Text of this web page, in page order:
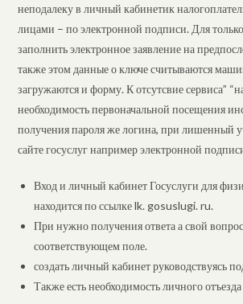
неподалеку в личный кабинетик
лицами – по электронной подписи. Для
заполнить электронное заявление на
также этом данные о ключе считываются
загружаются и форму. К отсутсвие сервиса”
необходимость первоначальной посещения
получения пароля же логина, при лишенный
сайте госуслуг например электронной
Вход и личный кабинет Госуслуги для
находится по ссылке lk. gosuslugi. ru.
При нужно получения ответа а свой
соответствующем поле.
создать личный кабинет руководствуясь
Также есть необходимость личного